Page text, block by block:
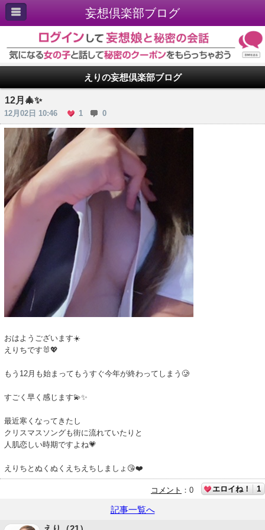
妄想倶楽部ブログ
えりの妄想倶楽部ブログ
12月🎄✨️
12月02日 10:46 1 0
おはようございます☀️
えりちです🐰💖
もう12月も始まってもうすぐ今年が終わってしまう🥲
すごく早く感じます💫✨
最近寒くなってきたし
クリスマスソングも街に流れていたりと
人肌恋しい時期ですよね💗
えりちとぬくぬくえちえちしましょ😘❤️
コメント ： 0 エロイね！ 1
記事一覧へ